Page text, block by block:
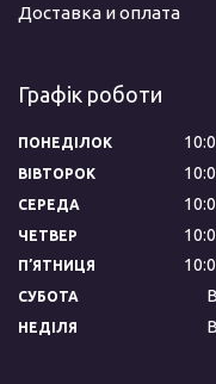
Доставка и оплата
Графік роботи
ПОНЕДІЛОК
ВІВТОРОК
СЕРЕДА
ЧЕТВЕР
ПʼЯТНИЦЯ
СУБОТА
НЕДІЛЯ